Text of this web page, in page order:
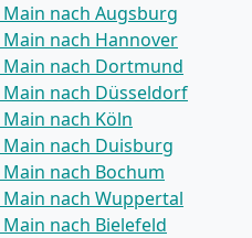
nach Augsburg
nach Hannover
nach Dortmund
nach Düsseldorf
nach Köln
nach Duisburg
nach Bochum
nach Wuppertal
nach Bielefeld